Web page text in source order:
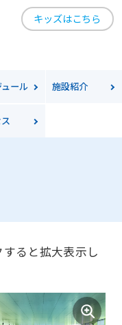
キッズはこちら
ール 施設紹介
ると拡大表示し